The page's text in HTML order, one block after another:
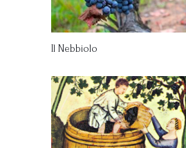
Il Nebbiolo